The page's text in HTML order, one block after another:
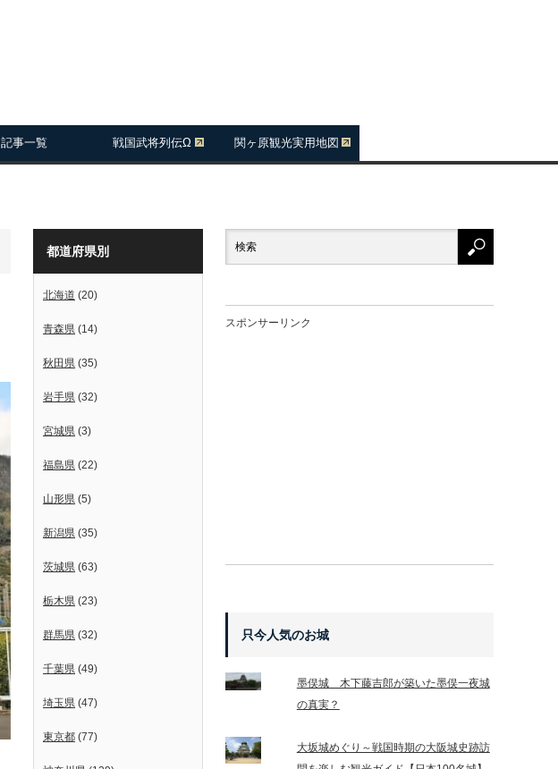
記事一覧 戦国武将列伝Ω 関ヶ原観光実用地図
都道府県別
北海道 (20)
青森県 (14)
秋田県 (35)
岩手県 (32)
宮城県 (3)
福島県 (22)
山形県 (5)
新潟県 (35)
茨城県 (63)
栃木県 (23)
群馬県 (32)
千葉県 (49)
埼玉県 (47)
東京都 (77)
スポンサーリンク
只今人気のお城
墨俣城 木下藤吉郎が築いた墨俣一夜城
の真実？
大坂城めぐり～戦国時期の大阪城史跡訪